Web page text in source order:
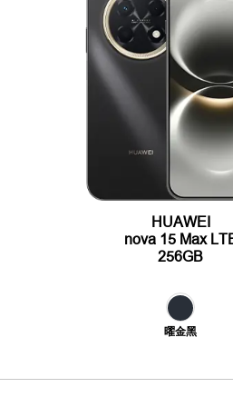
HUAWEI
nova 15 Max
256GB
曜金黑